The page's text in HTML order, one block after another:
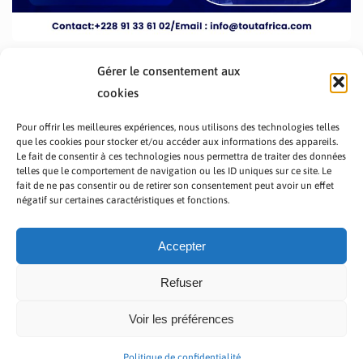
Gérer le consentement aux
cookies
Pour offrir les meilleures expériences, nous utilisons des technologies telles
que les cookies pour stocker et/ou accéder aux informations des appareils.
Le fait de consentir à ces technologies nous permettra de traiter des données
telles que le comportement de navigation ou les ID uniques sur ce site. Le
fait de ne pas consentir ou de retirer son consentement peut avoir un effet
négatif sur certaines caractéristiques et fonctions.
Accepter
Refuser
Voir les préférences
PRÉSENTATION TOUTAFRICA
A PROPOS
Copyright © 2023 TOUT AFRICA | Made by